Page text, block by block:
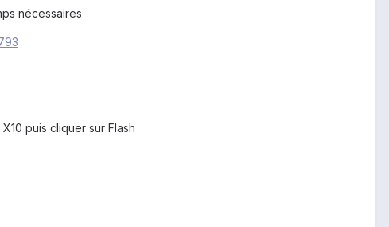
nécessaires
puis cliquer sur Flash